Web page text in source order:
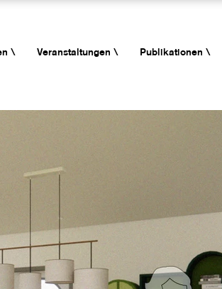
\ Veranstaltungen \ Publikationen \